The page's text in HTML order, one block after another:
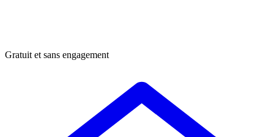
Gratuit et sans engagement